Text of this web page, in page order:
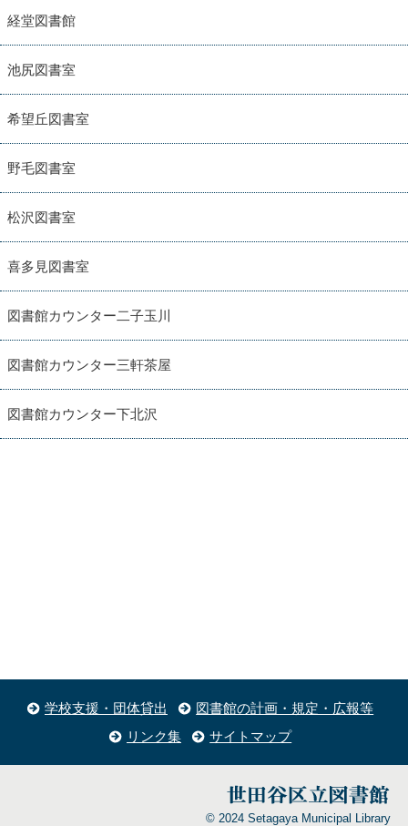
経堂図書館
池尻図書室
希望丘図書室
野毛図書室
松沢図書室
喜多見図書室
図書館カウンター二子玉川
図書館カウンター三軒茶屋
図書館カウンター下北沢
学校支援・団体貸出
図書館の計画・規定・広報等
リンク集
サイトマップ
© 2024 Setagaya Municipal Library